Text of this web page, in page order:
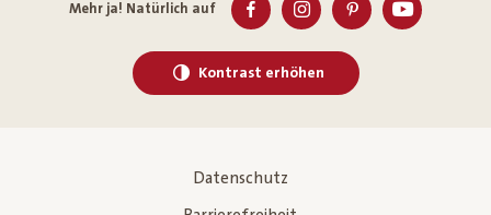
Mehr ja! Natürlich auf
Kontrast erhöhen
Datenschutz